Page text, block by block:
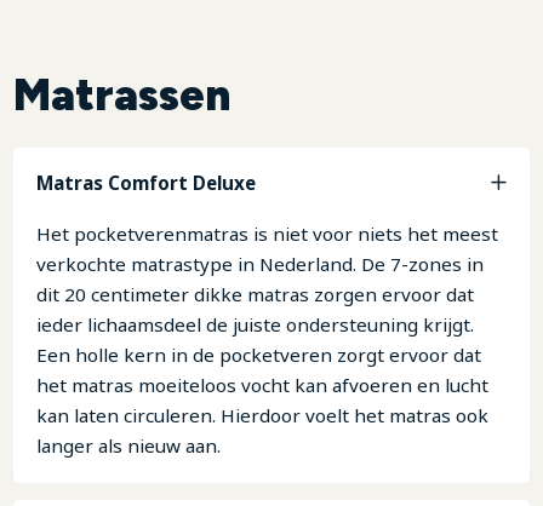
Matrassen
Matras Comfort Deluxe
Het pocketverenmatras is niet voor niets het meest
verkochte matrastype in Nederland. De 7-zones in
dit 20 centimeter dikke matras zorgen ervoor dat
ieder lichaamsdeel de juiste ondersteuning krijgt.
Een holle kern in de pocketveren zorgt ervoor dat
het matras moeiteloos vocht kan afvoeren en lucht
kan laten circuleren. Hierdoor voelt het matras ook
langer als nieuw aan.